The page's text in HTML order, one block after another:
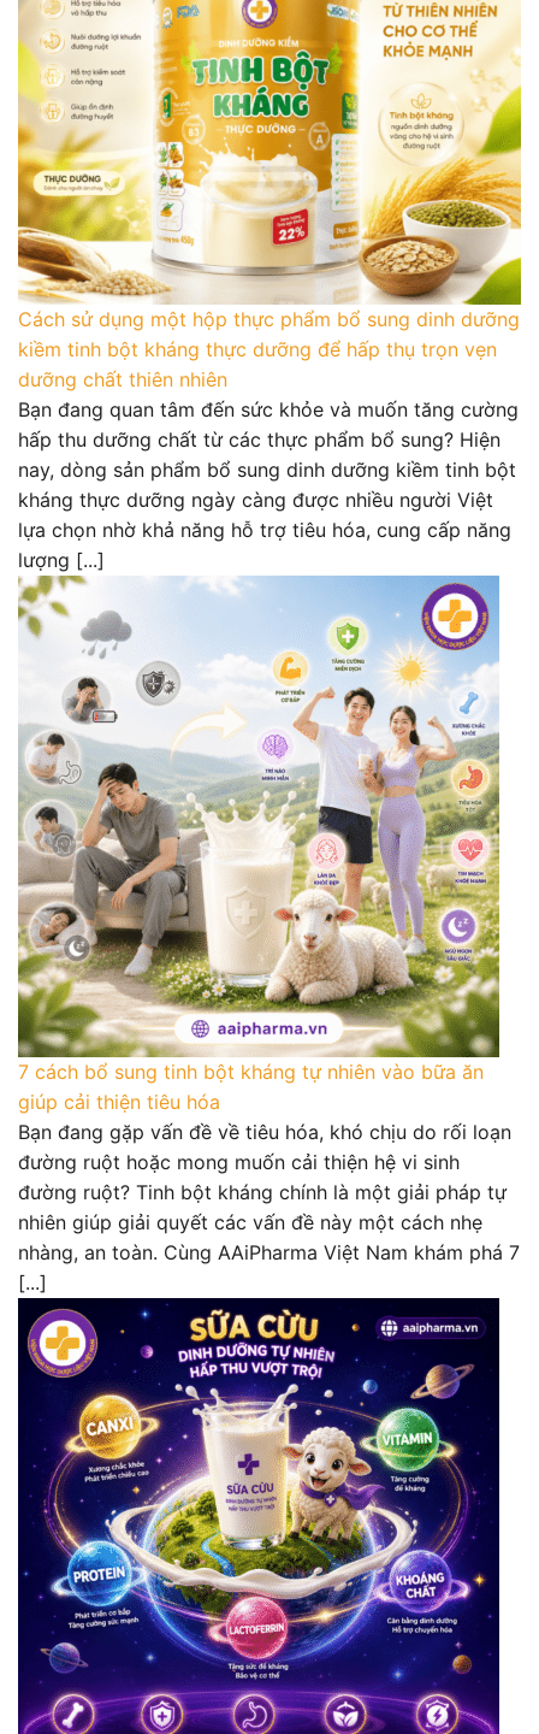
Cách sử dụng một hộp thực phẩm bổ sung dinh dưỡng
kiềm tinh bột kháng thực dưỡng để hấp thụ trọn vẹn
dưỡng chất thiên nhiên
Bạn đang quan tâm đến sức khỏe và muốn tăng cường
hấp thu dưỡng chất từ các thực phẩm bổ sung? Hiện
nay, dòng sản phẩm bổ sung dinh dưỡng kiềm tinh bột
kháng thực dưỡng ngày càng được nhiều người Việt
lựa chọn nhờ khả năng hỗ trợ tiêu hóa, cung cấp năng
lượng [...]
7 cách bổ sung tinh bột kháng tự nhiên vào bữa ăn
giúp cải thiện tiêu hóa
Bạn đang gặp vấn đề về tiêu hóa, khó chịu do rối loạn
đường ruột hoặc mong muốn cải thiện hệ vi sinh
đường ruột? Tinh bột kháng chính là một giải pháp tự
nhiên giúp giải quyết các vấn đề này một cách nhẹ
nhàng, an toàn. Cùng AAiPharma Việt Nam khám phá 7
[...]